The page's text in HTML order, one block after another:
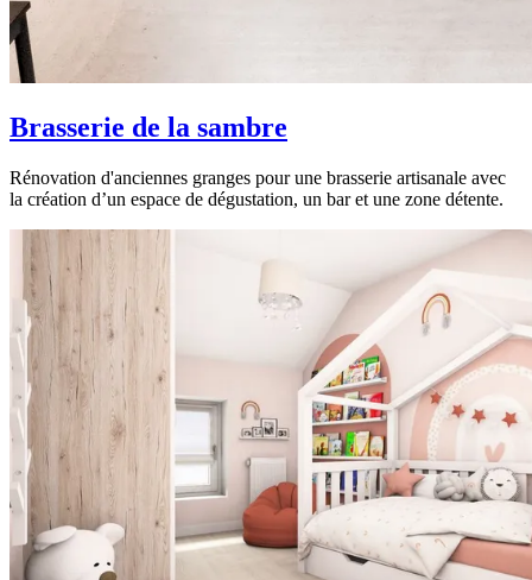
Brasserie de la sambre
Rénovation d'anciennes granges pour une brasserie artisanale avec
la création d’un espace de dégustation, un bar et une zone détente.